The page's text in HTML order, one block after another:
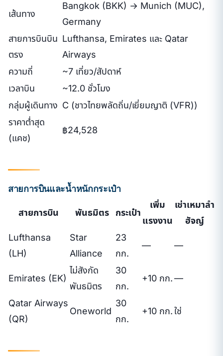
เส้นทาง
Bangkok (BKK) → Munich (MUC),
Germany
สายการบินบิน
ตรง
Lufthansa, Emirates และ Qatar
Airways
ความถี่
~7 เที่ยว/สัปดาห์
เวลาบิน
~12.0 ชั่วโมง
กลุ่มผู้เดินทาง C (ชาวไทยพลัดถิ่น/เยี่ยมญาติ (VFR))
ราคาต่ำสุด
(แคช)
฿24,528
สายการบินและน้ำหนักกระเป๋า
สายการบิน พันธมิตร กระเป๋า
เพิ่ม
แรงงาน
เช่าเหมาลำ
ฮัจญ์
Lufthansa
(LH)
Star
Alliance
23
กก.
— —
Emirates (EK)
ไม่สังกัด
พันธมิตร
30
กก.
+10 กก.—
Qatar Airways
(QR)
Oneworld
30
กก.
+10 กก.ใช่